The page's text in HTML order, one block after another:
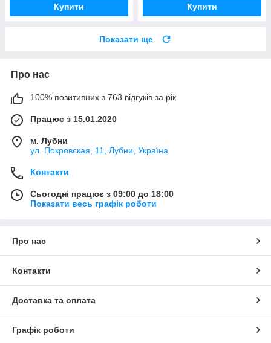
Купити Купити
Показати ще
Про нас
100% позитивних з 763 відгуків за рік
Працює з 15.01.2020
м. Лубни
ул. Покровская, 11, Лубни, Україна
Контакти
Сьогодні працює з 09:00 до 18:00
Показати весь графік роботи
Про нас
Контакти
Доставка та оплата
Графік роботи